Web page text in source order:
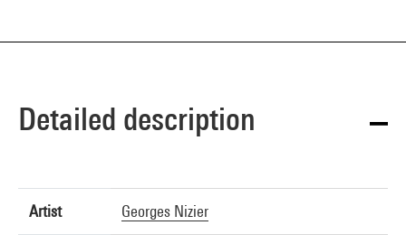
Detailed description
Artist Georges Nizier